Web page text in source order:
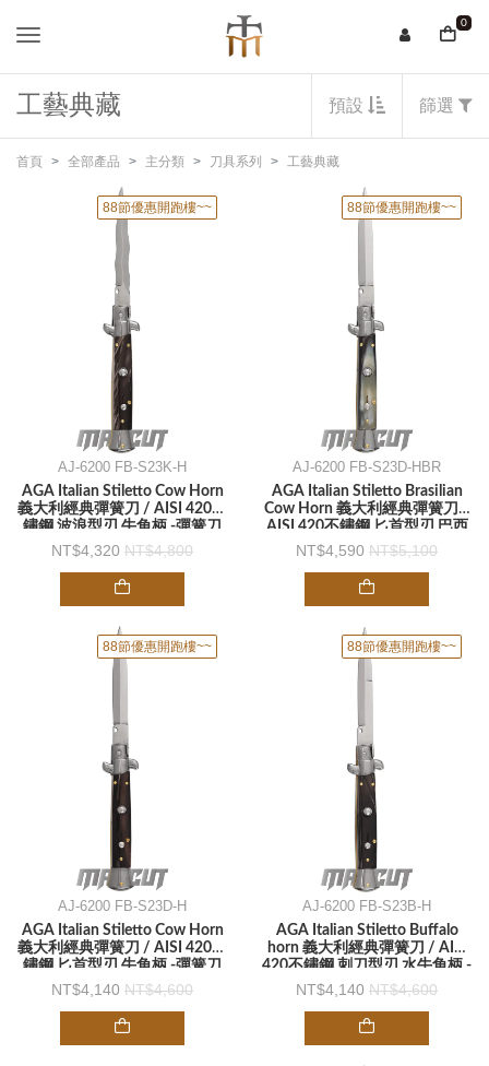
0
工藝典藏 預設 篩選
首頁 全部產品 主分類 刀具系列 工藝典藏
88節優惠開跑樓~~
AJ-6200 FB-S23K-H
AGA Italian Stiletto Cow Horn
義大利經典彈簧刀 / AISI 420不
鏽鋼 波浪型刃 牛角柄 -彈簧刀
4,320 4,800
88節優惠開跑樓~~
AJ-6200 FB-S23D-HBR
AGA Italian Stiletto Brasilian
Cow Horn 義大利經典彈簧刀 /
AISI 420不鏽鋼 匕首型刃 巴西
牛角柄 -彈簧刀
4,590 5,100
88節優惠開跑樓~~
AJ-6200 FB-S23D-H
AGA Italian Stiletto Cow Horn
義大利經典彈簧刀 / AISI 420不
鏽鋼 匕首型刃 牛角柄 -彈簧刀
4,140 4,600
88節優惠開跑樓~~
AJ-6200 FB-S23B-H
AGA Italian Stiletto Buffalo
horn 義大利經典彈簧刀 / AISI
420不鏽鋼 刺刀型刃 水牛角柄 -
彈簧刀
4,140 4,600